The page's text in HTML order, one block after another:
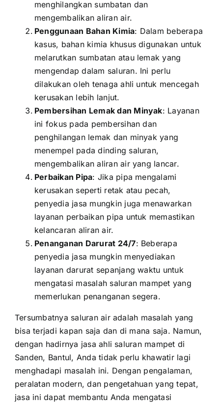
menghilangkan sumbatan dan
mengembalikan aliran air.
Penggunaan Bahan Kimia: Dalam beberapa
kasus, bahan kimia khusus digunakan untuk
melarutkan sumbatan atau lemak yang
mengendap dalam saluran. Ini perlu
dilakukan oleh tenaga ahli untuk mencegah
kerusakan lebih lanjut.
Pembersihan Lemak dan Minyak: Layanan
ini fokus pada pembersihan dan
penghilangan lemak dan minyak yang
menempel pada dinding saluran,
mengembalikan aliran air yang lancar.
Perbaikan Pipa: Jika pipa mengalami
kerusakan seperti retak atau pecah,
penyedia jasa mungkin juga menawarkan
layanan perbaikan pipa untuk memastikan
kelancaran aliran air.
Penanganan Darurat 24/7: Beberapa
penyedia jasa mungkin menyediakan
layanan darurat sepanjang waktu untuk
mengatasi masalah saluran mampet yang
memerlukan penanganan segera.
Tersumbatnya saluran air adalah masalah yang
bisa terjadi kapan saja dan di mana saja. Namun,
dengan hadirnya jasa ahli saluran mampet di
Sanden, Bantul, Anda tidak perlu khawatir lagi
menghadapi masalah ini. Dengan pengalaman,
peralatan modern, dan pengetahuan yang tepat,
jasa ini dapat membantu Anda mengatasi